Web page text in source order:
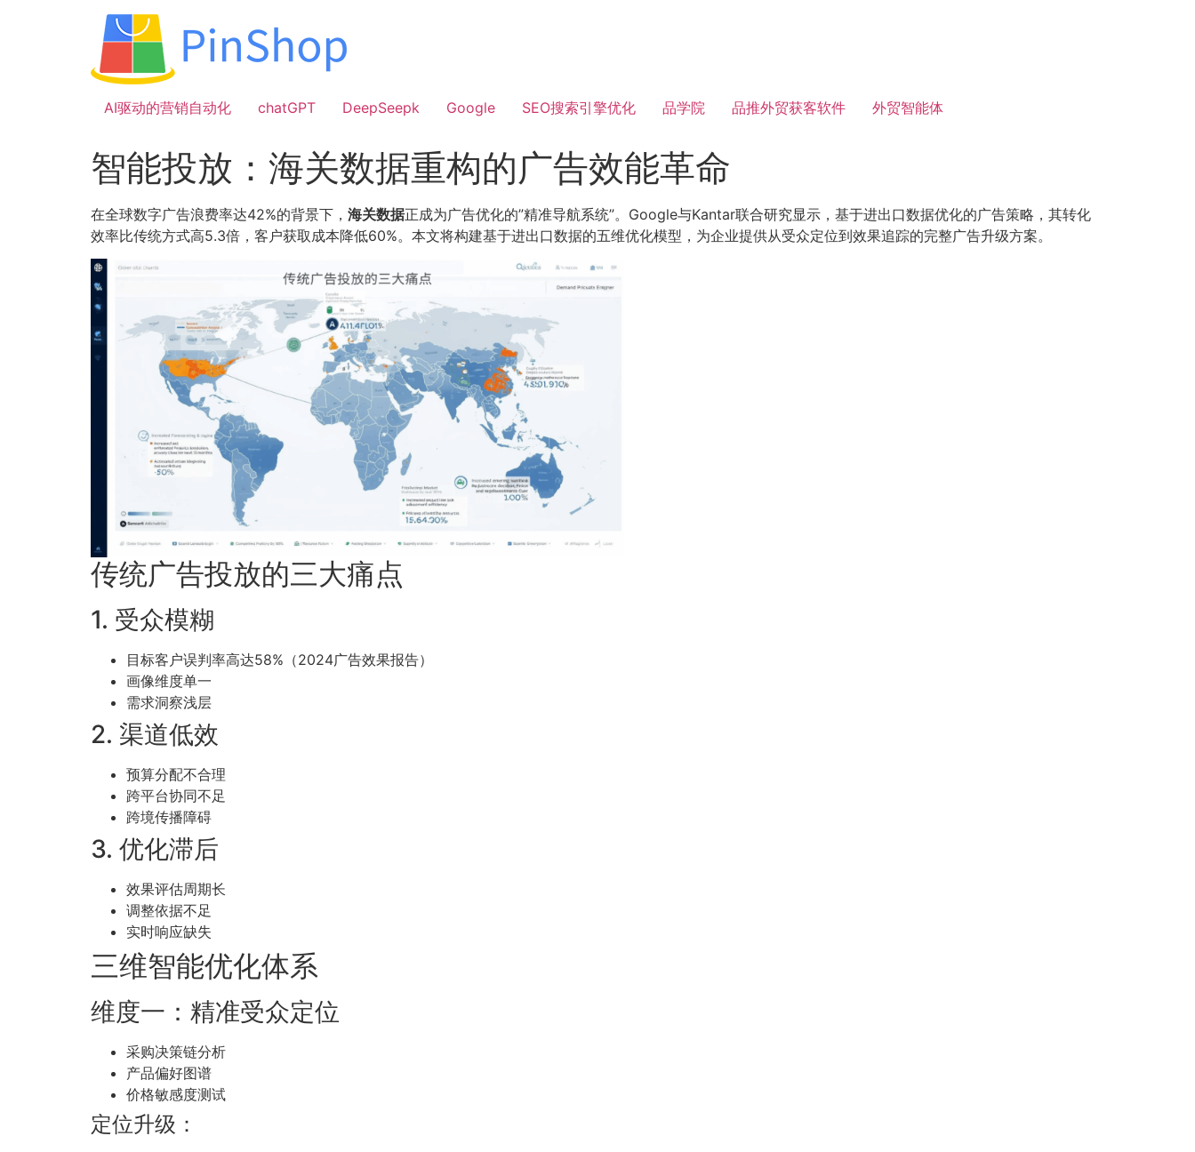
AI驱动的营销自动化
chatGPT DeepSeepk Google SEO搜索引擎优化 品学院 品推外贸获客软件 外贸智能体
智能投放：海关数据重构的广告效能革命
在全球数字广告浪费率达42%的背景下， 海关数据正成为广告优化的”精准导航系统”。Google与Kantar联合研究显示，基于进出口数据优化的广告策略，其转化
效率比传统方式高5.3倍，客户获取成本降低60%。本文将构建基于进出口数据的五维优化模型，为企业提供从受众定位到效果追踪的完整广告升级方案。
传统广告投放的三大痛点
1. 受众模糊
目标客户误判率高达58%（2024广告效果报告）
画像维度单一
需求洞察浅层
2. 渠道低效
预算分配不合理
跨平台协同不足
跨境传播障碍
3. 优化滞后
效果评估周期长
调整依据不足
实时响应缺失
三维智能优化体系
维度一：精准受众定位
采购决策链分析
产品偏好图谱
价格敏感度测试
定位升级：